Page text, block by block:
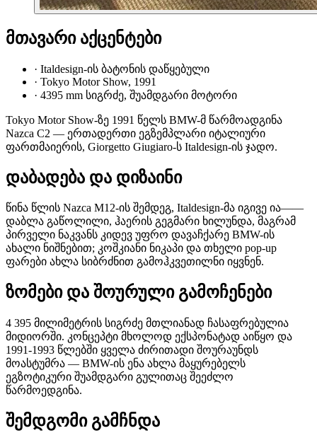
მთავარი აქცენტები
· Italdesign-ის ბატონის დაწყებული
· Tokyo Motor Show, 1991
· 4395 mm სიგრძე, შუამდგარი მოტორი
Tokyo Motor Show-ზე 1991 წელს BMW-მ წარმოადგინა
Nazca C2 — ერთადერთი ეგზემპლარი იტალიური
ფართმაიერის, Giorgetto Giugiaro-ს Italdesign-ის ჯადო.
დაბადება და დიზაინი
წინა წლის Nazca M12-ის შემდეგ, Italdesign-მა იგივე ია——
დაბლა გაწოლილი, ჰაერის გეგმარი ხილუნდა, მაგრამ
პირველი ნაკვანს კიდევ უფრო დავაჩქარე BMW-ის
ახალი ნიშნებით; კოშკიანი ნიკაპი და თხელი pop-up
ფარები ახლა სიბრძნით გამოჰკვეთილნი იყვნენ.
ზომები და შოურული გამოჩენები
4 395 მილიმეტრის სიგრძე მთლიანად ჩასაფრებულია
მიდიორში. კონცეპტი მხოლოდ ექსპონატად აიწყო და
1991-1993 წლებში ყველა ძირითადი შოურაუნდს
მოასტუმრა — BMW-ის ენა ახლა მაყურებელს
ეგზოტიკური შუამდგარი გულითაც შეეძლო
წარმოედგინა.
შემდგომი გამჩნდა